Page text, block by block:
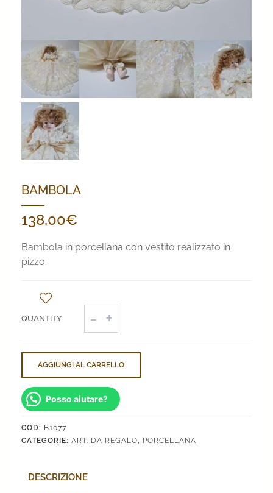
BAMBOLA
138,00€
Bambola in porcellana con vestito realizzato in
pizzo.
quantità
AGGIUNGI AL CARRELLO
Posso aiutare?
COD: B1077
CATEGORIE: ART. DA REGALO, PORCELLANA
DESCRIZIONE